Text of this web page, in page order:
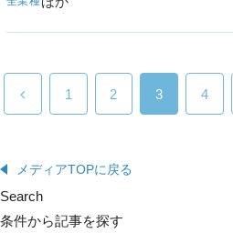
1 2 3 4
メディアTOPに戻る
Search
条件から記事を探す